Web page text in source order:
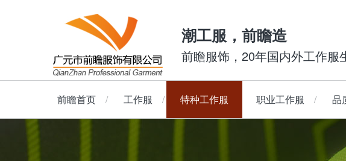
潮工服，前瞻造
前瞻服饰，20年国内外工作
前瞻首页 工作服 特种工作服
防
职业工作服 品